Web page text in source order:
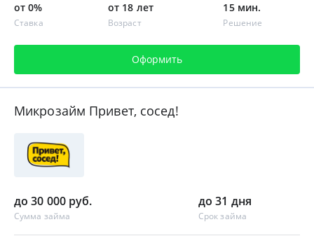
от 0%
Ставка
от 18 лет
Возраст
15 мин.
Решение
Оформить
Микрозайм Привет, сосед!
до 30 000 руб.
Сумма займа
до 31 дня
Срок займа